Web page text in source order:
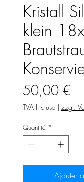
Kristall
klein
50,00 €
TVA Incluse | zzgl.
Quantité *
Ajouter